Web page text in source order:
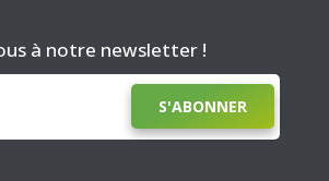
à notre newsletter !
S'ABONNER